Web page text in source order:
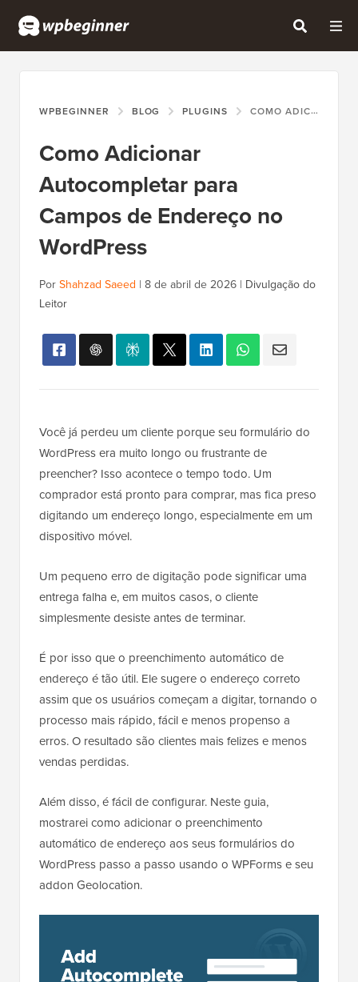
WPBEGINNER BLOG PLUGINS COMO ADICIONAR AUTOCOMPLETAR PARA CAMPOS DE ENDEREÇO NO WORDPRESS
Como Adicionar
Autocompletar para
Campos de Endereço no
WordPress
PorShahzad Saeed | 8 de abril de 2026 | Divulgação do
Leitor
Você já perdeu um cliente porque seu formulário do
WordPress era muito longo ou frustrante de
preencher? Isso acontece o tempo todo. Um
comprador está pronto para comprar, mas fica preso
digitando um endereço longo, especialmente em um
dispositivo móvel.
Um pequeno erro de digitação pode significar uma
entrega falha e, em muitos casos, o cliente
simplesmente desiste antes de terminar.
É por isso que o preenchimento automático de
endereço é tão útil. Ele sugere o endereço correto
assim que os usuários começam a digitar, tornando o
processo mais rápido, fácil e menos propenso a
erros. O resultado são clientes mais felizes e menos
vendas perdidas.
Além disso, é fácil de configurar. Neste guia,
mostrarei como adicionar o preenchimento
automático de endereço aos seus formulários do
WordPress passo a passo usando o WPForms e seu
addon Geolocation.